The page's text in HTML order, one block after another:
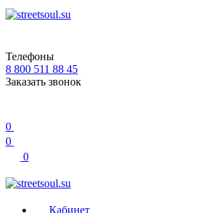
Телефоны
8 800 511 88 45
Заказать звонок
0
0
0
Кабинет